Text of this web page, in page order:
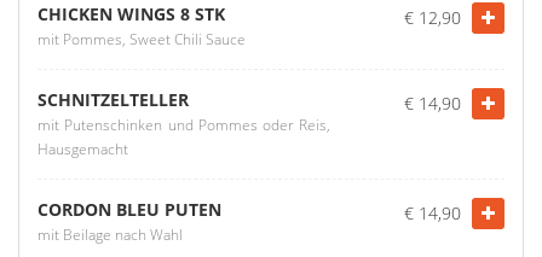
CHICKEN WINGS 8 STK
mit Pommes, Sweet Chili Sauce
€ 12,90
SCHNITZELTELLER
mit Putenschinken und Pommes oder Reis,
Hausgemacht
€ 14,90
CORDON BLEU PUTEN
mit Beilage nach Wahl
€ 14,90